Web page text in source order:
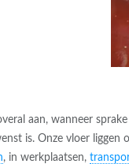
aan, wanneer sprake
is. Onze vloer liggen
, in werkplaatsen,